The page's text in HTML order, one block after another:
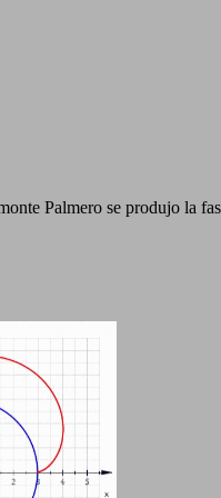
Palmero se produjo la